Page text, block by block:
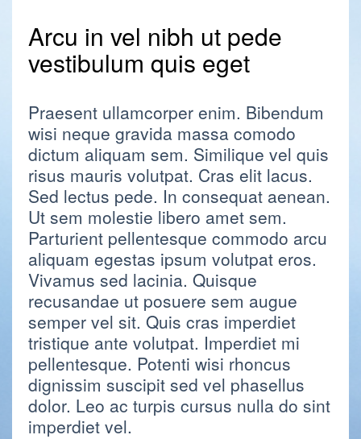
Arcu in vel nibh ut pede
vestibulum quis eget
Praesent ullamcorper enim. Bibendum
wisi neque gravida massa comodo
dictum aliquam sem. Similique vel quis
risus mauris volutpat. Cras elit lacus.
Sed lectus pede. In consequat aenean.
Ut sem molestie libero amet sem.
Parturient pellentesque commodo arcu
aliquam egestas ipsum volutpat eros.
Vivamus sed lacinia. Quisque
recusandae ut posuere sem augue
semper vel sit. Quis cras imperdiet
tristique ante volutpat. Imperdiet mi
pellentesque. Potenti wisi rhoncus
dignissim suscipit sed vel phasellus
dolor. Leo ac turpis cursus nulla do sint
imperdiet vel.